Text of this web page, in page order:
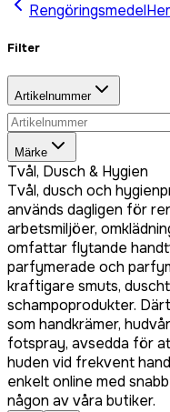
Rengöringsmedel
Filter
Artikelnummer
Märke
Tvål, Dusch & Hygien
Tvål, dusch och
används dagligen för
arbetsmiljöer,
omfattar flytande
parfymerade och
kraftigare smuts,
schampoprodukter.
som handkrämer,
fotspray, avsedda för
huden vid frekvent
enkelt online med
någon av våra butiker.